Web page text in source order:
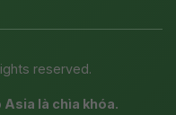
reserved.
Asia là chìa khóa.